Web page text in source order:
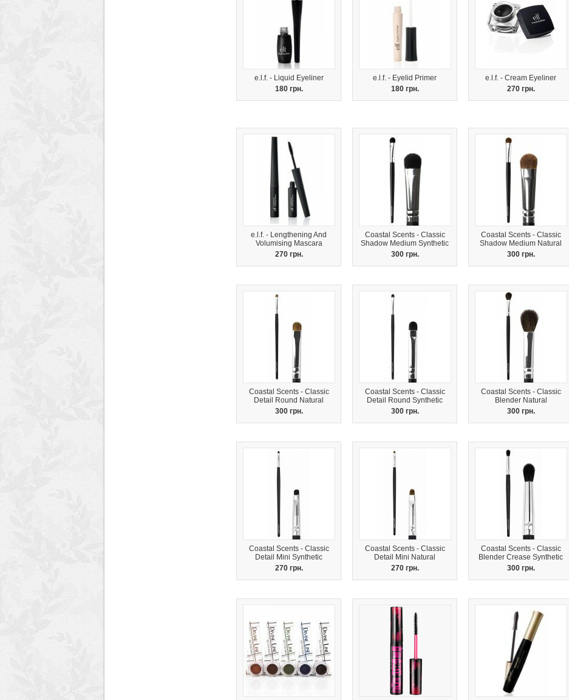
e.l.f. - Liquid Eyeliner
180 грн.
e.l.f. - Eyelid Primer
180 грн.
e.l.f. - Cream Eyeliner
270 грн.
e.l.f. - Lengthening And
Volumising Mascara
270 грн.
Coastal Scents - Classic
Shadow Medium Synthetic
300 грн.
Coastal Scents - Classic
Shadow Medium Natural
300 грн.
Coastal Scents - Classic
Detail Round Natural
300 грн.
Coastal Scents - Classic
Detail Round Synthetic
300 грн.
Coastal Scents - Classic
Blender Natural
300 грн.
Coastal Scents - Classic
Detail Mini Synthetic
270 грн.
Coastal Scents - Classic
Detail Mini Natural
270 грн.
Coastal Scents - Classic
Blender Crease Synthetic
300 грн.